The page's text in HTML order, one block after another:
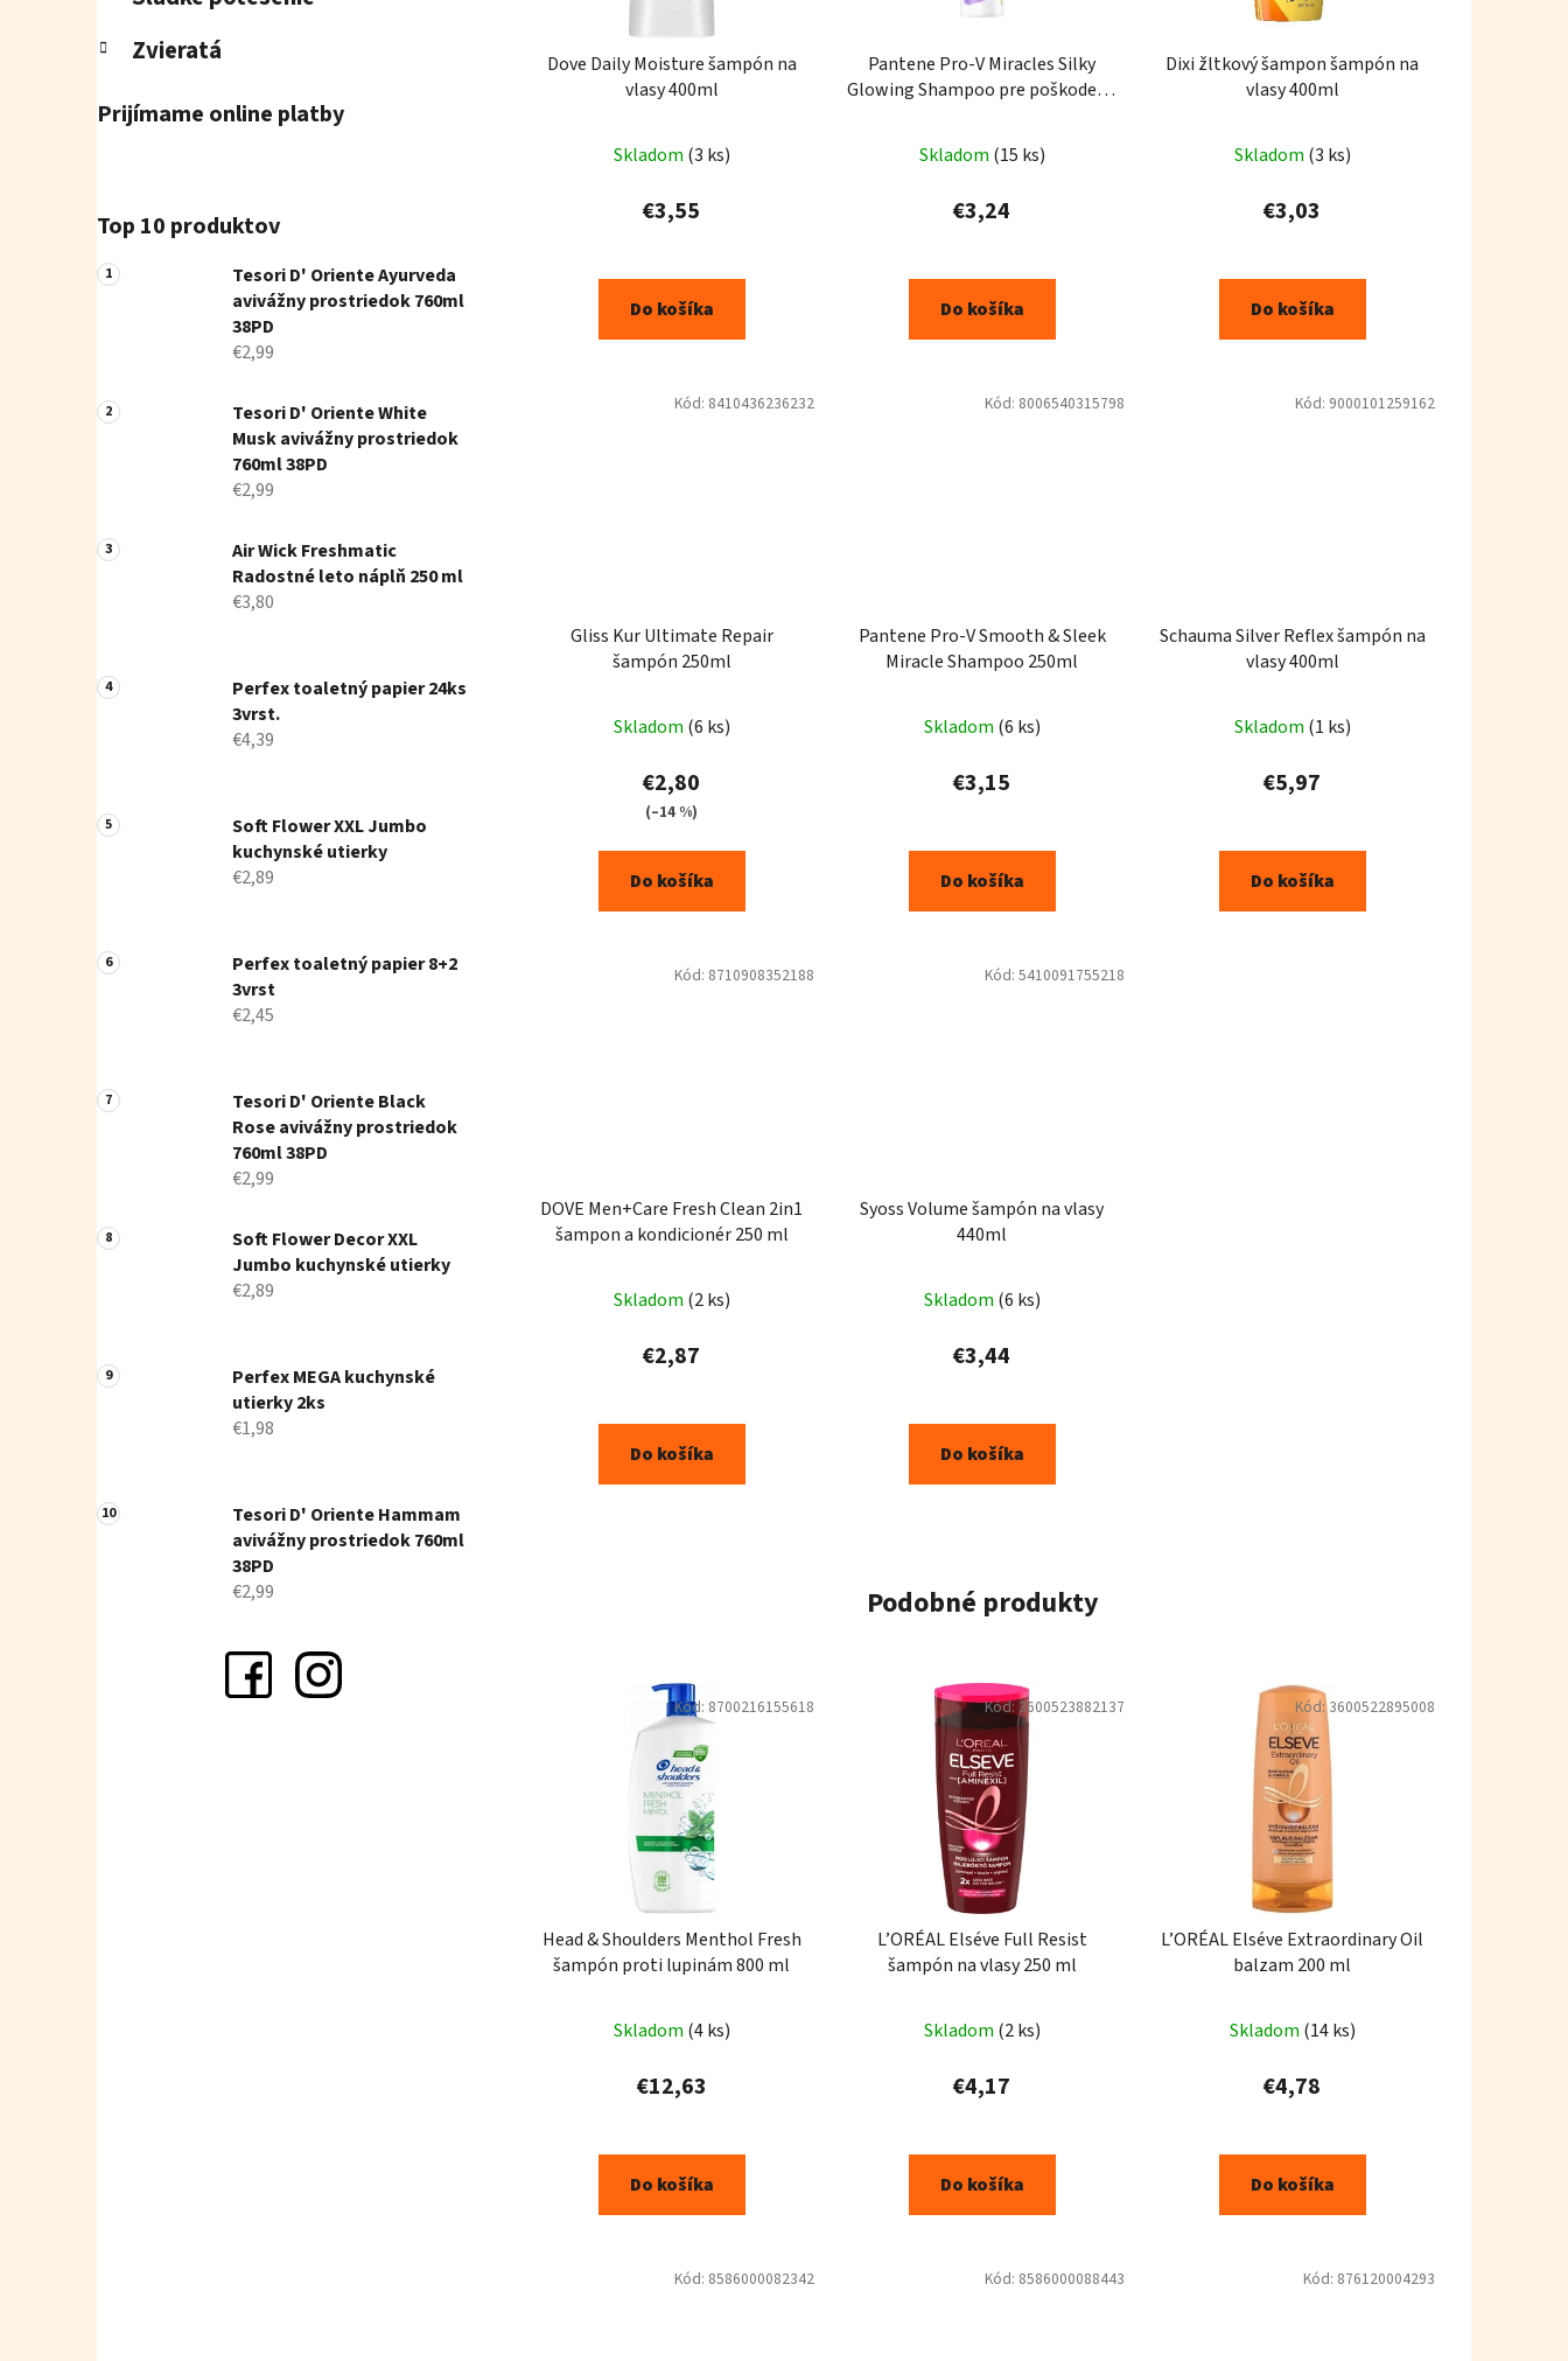
Zvieratá
Prijímame online platby
Top 10 produktov
Tesori D' Oriente Ayurveda
avivážny prostriedok 760ml
38PD
€2,99
Tesori D' Oriente White
Musk avivážny prostriedok
760ml 38PD
€2,99
Air Wick Freshmatic
Radostné leto náplň 250 ml
€3,80
Perfex toaletný papier 24ks
3vrst.
€4,39
Soft Flower XXL Jumbo
kuchynské utierky
€2,89
Perfex toaletný papier 8+2
3vrst
€2,45
Tesori D' Oriente Black
Rose avivážny prostriedok
760ml 38PD
€2,99
Soft Flower Decor XXL
Jumbo kuchynské utierky
€2,89
Perfex MEGA kuchynské
utierky 2ks
€1,98
Tesori D' Oriente Hammam
avivážny prostriedok 760ml
38PD
€2,99
Dove Daily Moisture šampón na
vlasy 400ml
Skladom (3 ks)
€3,55
Do košíka
Pantene Pro-V Miracles Silky
Glowing Shampoo pre poškodené
Skladom (15 ks)
€3,24
Do košíka
Dixi žltkový šampon šampón na
vlasy 400ml
Skladom (3 ks)
€3,03
Do košíka
Gliss Kur Ultimate Repair
šampón 250ml
Skladom (6 ks)
€2,80
(–14 %)
Do košíka
Kód: 8410436236232
Pantene Pro-V Smooth & Sleek
Miracle Shampoo 250ml
Skladom (6 ks)
€3,15
Do košíka
Kód: 8006540315798
Schauma Silver Reflex šampón na
vlasy 400ml
Skladom (1 ks)
€5,97
Do košíka
Kód: 9000101259162
DOVE Men+Care Fresh Clean 2in1
šampon a kondicionér 250 ml
Skladom (2 ks)
€2,87
Do košíka
Kód: 8710908352188
Syoss Volume šampón na vlasy
440ml
Skladom (6 ks)
€3,44
Do košíka
Kód: 5410091755218
Podobné produkty
Head & Shoulders Menthol Fresh
šampón proti lupinám 800 ml
Skladom (4 ks)
€12,63
Do košíka
Kód: 8700216155618
L’ORÉAL Elséve Full Resist
šampón na vlasy 250 ml
Skladom (2 ks)
€4,17
Do košíka
Kód:3600523882137
L’ORÉAL Elséve Extraordinary Oil
balzam 200 ml
Skladom (14 ks)
€4,78
Do košíka
Kód:3600522895008
Kód: 8586000082342 Kód: 8586000088443 Kód: 876120004293